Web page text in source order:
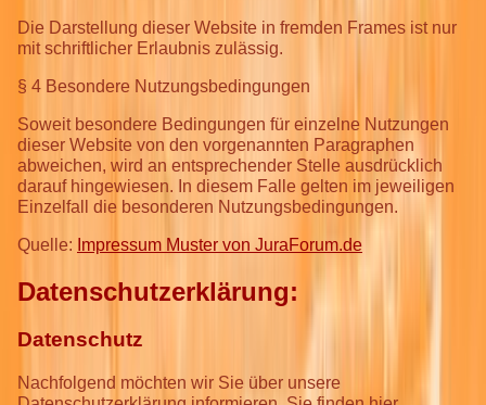
Die Darstellung dieser Website in fremden Frames ist nur
mit schriftlicher Erlaubnis zulässig.
§ 4 Besondere Nutzungsbedingungen
Soweit besondere Bedingungen für einzelne Nutzungen
dieser Website von den vorgenannten Paragraphen
abweichen, wird an entsprechender Stelle ausdrücklich
darauf hingewiesen. In diesem Falle gelten im jeweiligen
Einzelfall die besonderen Nutzungsbedingungen.
Quelle: Impressum Muster von JuraForum.de
Datenschutzerklärung:
Datenschutz
Nachfolgend möchten wir Sie über unsere